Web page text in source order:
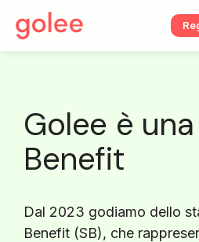
Golee è
Benefit
Dal 2023 godiamo dello
Benefit (SB), che